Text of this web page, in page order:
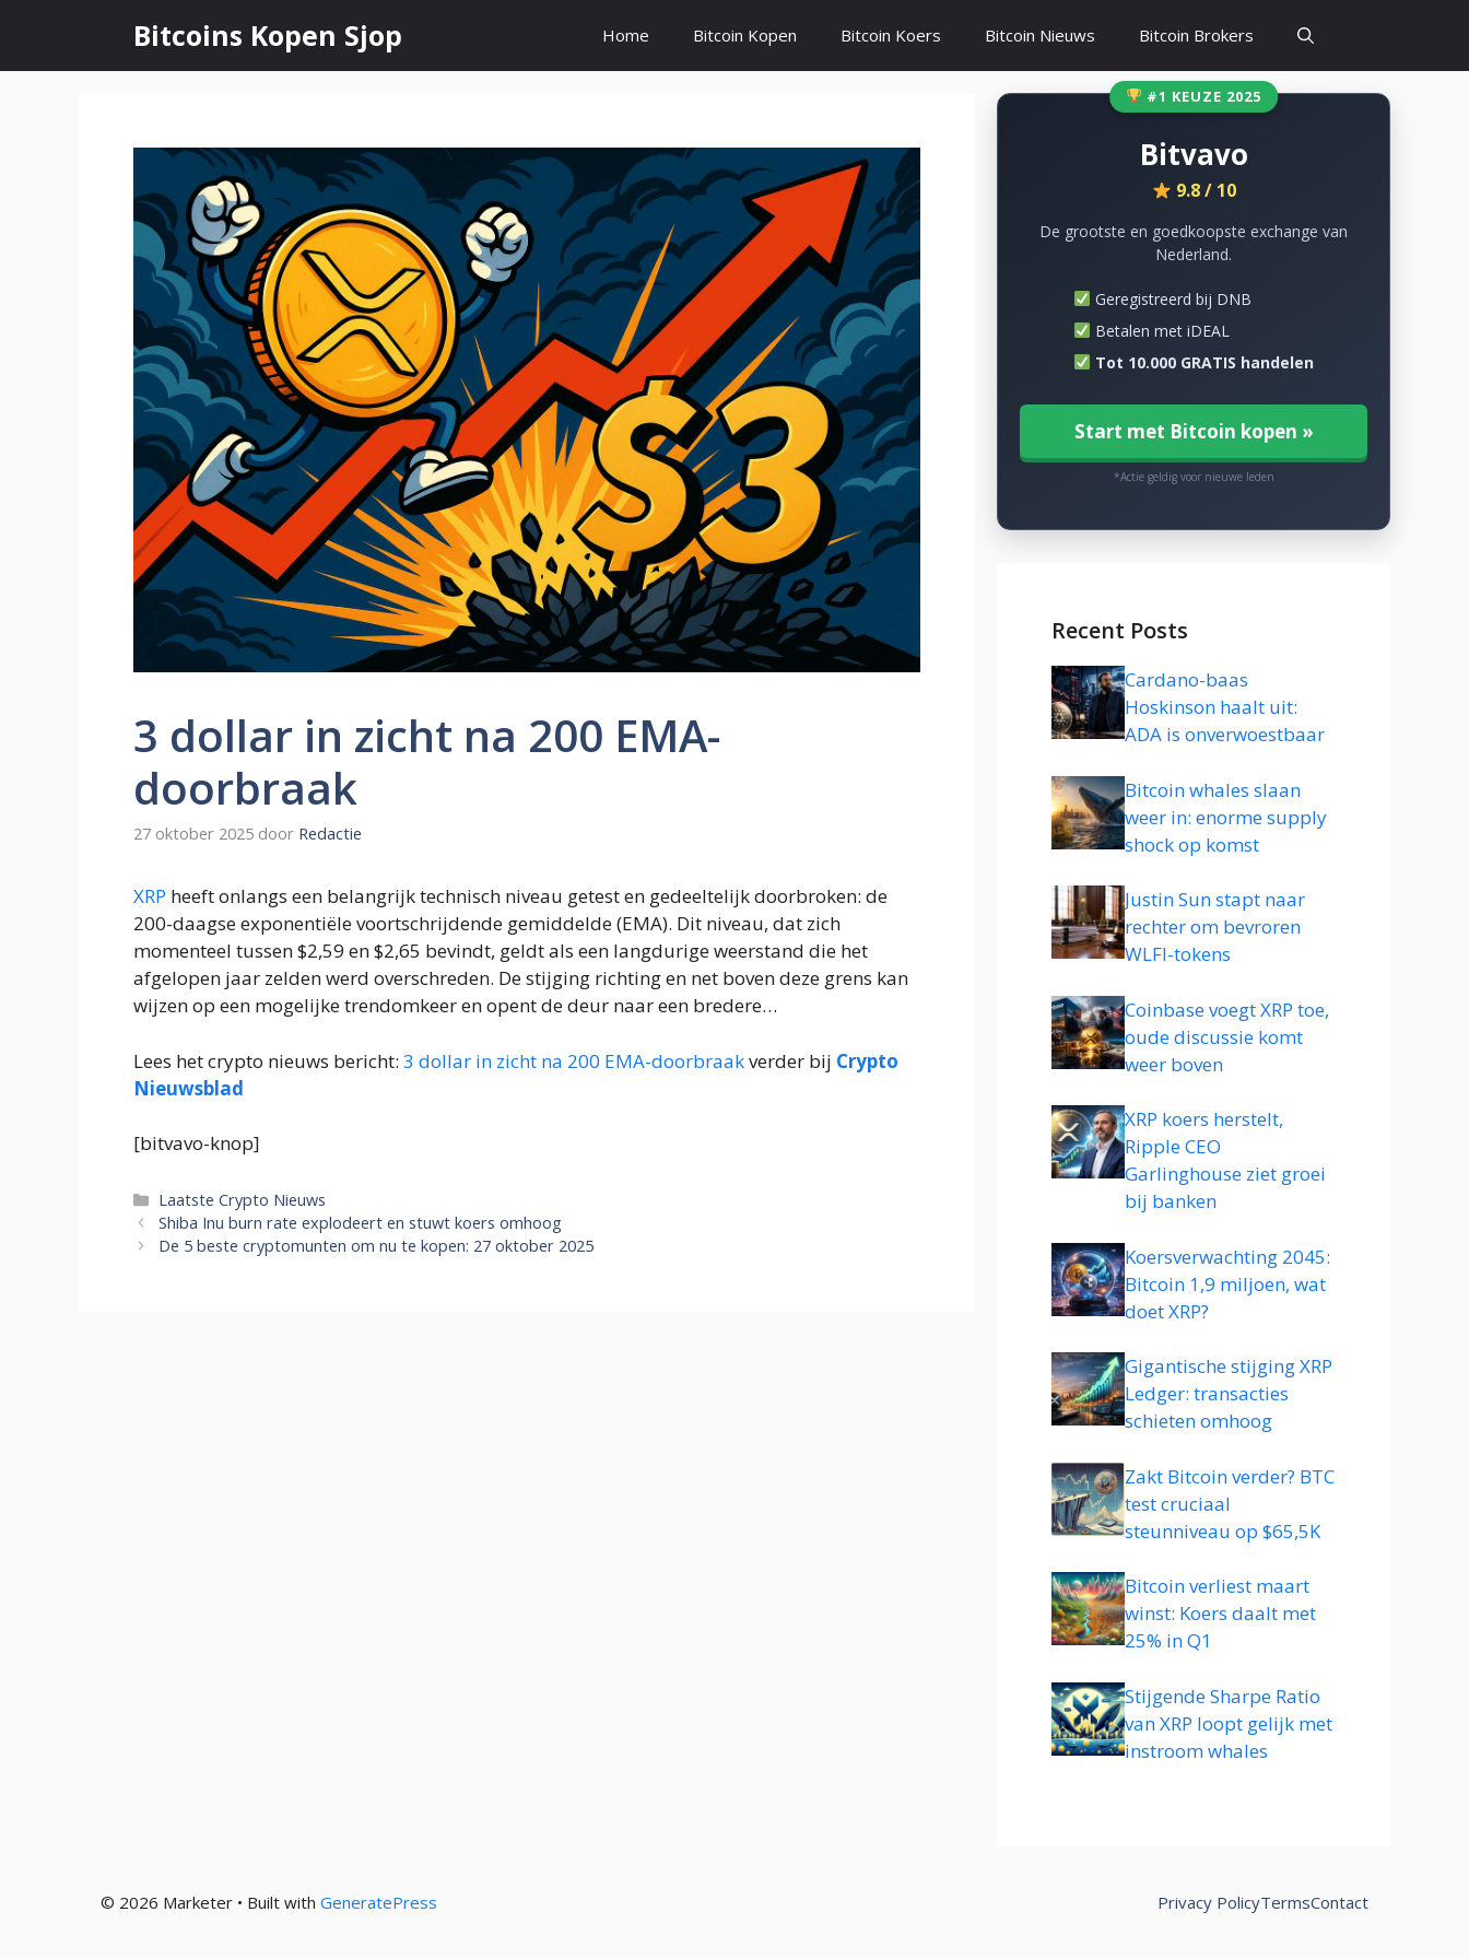
de
Bitcoins Kopen Sjop Home Bitcoin Kopen Bitcoin Koers Bitcoin Nieuws Bitcoin Brokers
3 dollar in zicht na 200 EMA-
doorbraak
27 oktober 2025 door Redactie
XRP heeft onlangs een belangrijk technisch niveau getest en gedeeltelijk doorbroken: de
200-daagse exponentiële voortschrijdende gemiddelde (EMA). Dit niveau, dat zich
momenteel tussen $2,59 en $2,65 bevindt, geldt als een langdurige weerstand die het
afgelopen jaar zelden werd overschreden. De stijging richting en net boven deze grens kan
wijzen op een mogelijke trendomkeer en opent de deur naar een bredere…
Lees het crypto nieuws bericht: 3 dollar in zicht na 200 EMA-doorbraakverder bij Crypto
Nieuwsblad
[bitvavo-knop]
Categorieën
Laatste Crypto Nieuws
Shiba Inu burn rate explodeert en stuwt koers omhoog
De 5 beste cryptomunten om nu te kopen: 27 oktober 2025
#1 KEUZE 2025
Bitvavo
9.8 / 10
De grootste en goedkoopste exchange van
Nederland.
Geregistreerd bij DNB
Betalen met iDEAL
Tot 10.000 GRATIS handelen
Start met Bitcoin kopen »
*Actie geldig voor nieuwe leden
Recent Posts
Cardano-baas
Hoskinson haalt uit:
ADA is onverwoestbaar
Bitcoin whales slaan
weer in: enorme supply
shock op komst
Justin Sun stapt naar
rechter om bevroren
WLFI-tokens
Coinbase voegt XRP toe,
oude discussie komt
weer boven
XRP koers herstelt,
Ripple CEO
Garlinghouse ziet groei
bij banken
Koersverwachting 2045:
Bitcoin 1,9 miljoen, wat
doet XRP?
Gigantische stijging XRP
Ledger: transacties
schieten omhoog
Zakt Bitcoin verder? BTC
test cruciaal
steunniveau op $65,5K
Bitcoin verliest maart
winst: Koers daalt met
25% in Q1
Stijgende Sharpe Ratio
van XRP loopt gelijk met
instroom whales
© 2026 Marketer • Built with GeneratePress Privacy PolicyTermsContact